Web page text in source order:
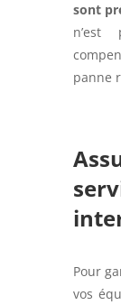
sont
n’est
panne
Pour
vos